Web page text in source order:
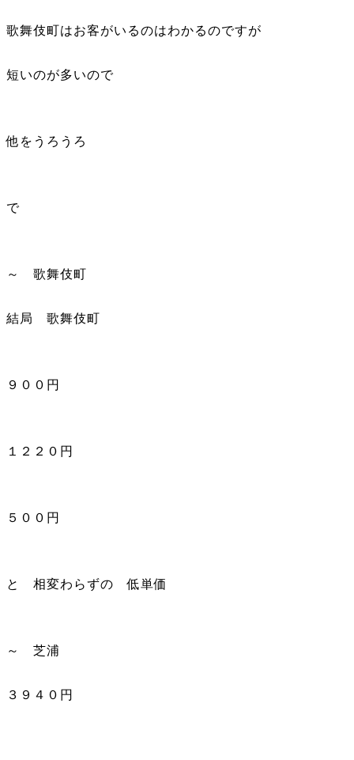
歌舞伎町はお客がいるのはわかるのですが
短いのが多いので
他をうろうろ
で
～ 歌舞伎町
結局 歌舞伎町
９００円
１２２０円
５００円
と 相変わらずの 低単価
～ 芝浦
３９４０円